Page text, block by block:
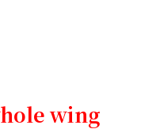
wing